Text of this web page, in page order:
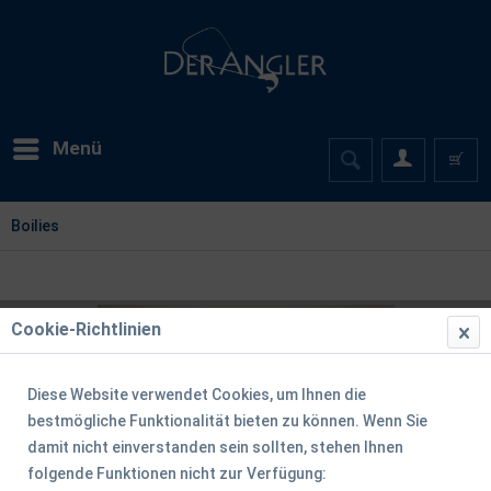
Menü
Boilies
Cookie-Richtlinien
Diese Website verwendet Cookies, um Ihnen die
bestmögliche Funktionalität bieten zu können. Wenn Sie
damit nicht einverstanden sein sollten, stehen Ihnen
folgende Funktionen nicht zur Verfügung: